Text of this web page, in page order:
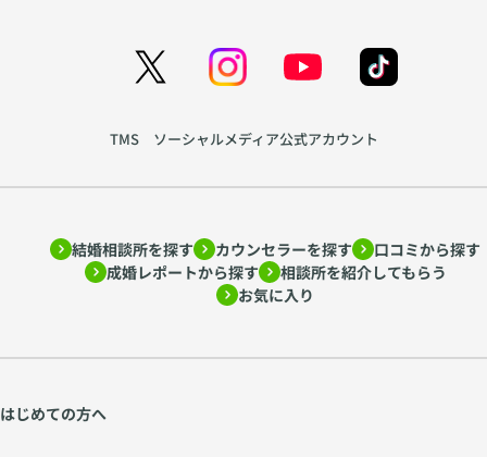
TMS ソーシャルメディア公式アカウント
結婚相談所を探す カウンセラーを探す
口コミから探す
成婚レポートから探す
相談所を紹介してもらう
お気に入り
はじめての方へ